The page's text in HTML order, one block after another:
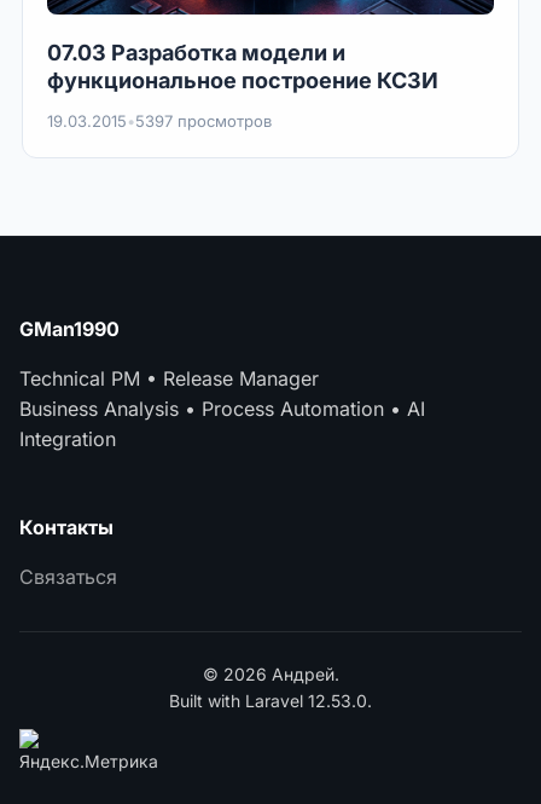
07.03 Разработка модели и
функциональное построение КСЗИ
19.03.2015•5397 просмотров
GMan1990
Technical PM • Release Manager
Business Analysis • Process Automation • AI
Integration
Контакты
Связаться
© 2026 Андрей.
Built with Laravel 12.53.0.